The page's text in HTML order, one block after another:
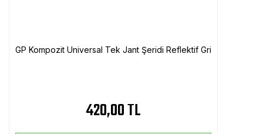
GP Kompozit Universal Tek Jant Şeridi Reflektif Gri
420,00 TL